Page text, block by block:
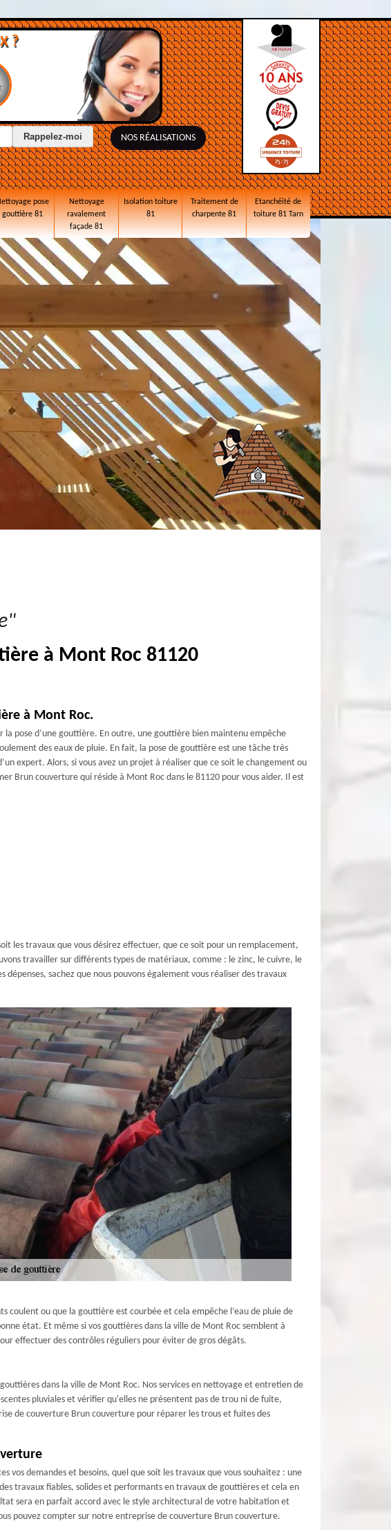
?
NOS RÉALISATIONS
pose
gouttière 81
Nettoyage
ravalement
façade 81
Isolation toiture
81
Traitement de
charpente 81
Etanchéité de
toiture 81 Tarn
à Mont Roc 81120
à Mont Roc.
pose d’une gouttière. En outre, une gouttière bien maintenu empêche
des eaux de pluie. En fait, la pose de gouttière est une tâche très
expert. Alors, si vous avez un projet à réaliser que ce soit le changement ou
Brun couverture qui réside à Mont Roc dans le 81120 pour vous aider. Il est
les travaux que vous désirez effectuer, que ce soit pour un remplacement,
travailler sur différents types de matériaux, comme : le zinc, le cuivre, le
sachez que nous pouvons également vous réaliser des travaux
coulent ou que la gouttière est courbée et cela empêche l’eau de pluie de
état. Et même si vos gouttières dans la ville de Mont Roc semblent à
effectuer des contrôles réguliers pour éviter de gros dégâts.
dans la ville de Mont Roc. Nos services en nettoyage et entretien de
pluviales et vérifier qu'elles ne présentent pas de trou ni de fuite,
de couverture Brun couverture pour réparer les trous et fuites des
vos demandes et besoins, quel que soit les travaux que vous souhaitez : une
travaux fiables, solides et performants en travaux de gouttières et cela en
sera en parfait accord avec le style architectural de votre habitation et
pouvez compter sur notre entreprise de couverture Brun couverture.